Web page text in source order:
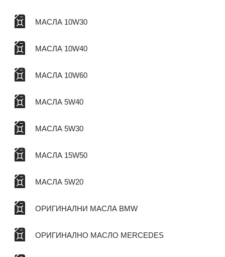
МАСЛА 10W30
МАСЛА 10W40
МАСЛА 10W60
МАСЛА 5W40
МАСЛА 5W30
МАСЛА 15W50
МАСЛА 5W20
ОРИГИНАЛНИ МАСЛА BMW
ОРИГИНАЛНО МАСЛО MERCEDES